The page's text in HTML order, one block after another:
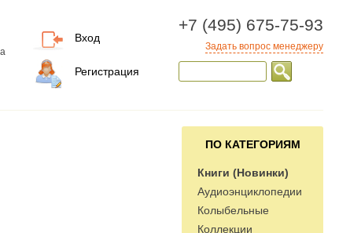
+7 (495) 675-75-93
Задать вопрос менеджеру
Вход
Регистрация
ПО КАТЕГОРИЯМ
Книги (Новинки)
Аудиоэнциклопедии
Колыбельные
Коллекции